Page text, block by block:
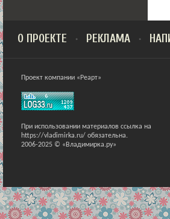
О ПРОЕКТЕ РЕКЛАМА
Проект компании «Реарт»
При использовании материалов ссылка на
https://vladimirka.ru/ обязательна.
2006-2025 © «Владимирка.ру»